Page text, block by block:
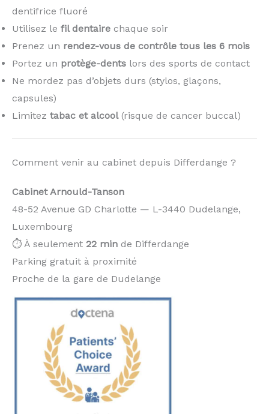
dentifrice fluoré
Utilisez le fil dentaire chaque soir
Prenez un rendez-vous de contrôle tous les 6 mois
Portez un protège-dents lors des sports de contact
Ne mordez pas d’objets durs (stylos, glaçons,
capsules)
Limitez tabac et alcool(risque de cancer buccal)
Comment venir au cabinet depuis Differdange ?
Cabinet Arnould-Tanson
48-52 Avenue GD Charlotte — L-3440 Dudelange,
Luxembourg
⏱️ À seulement 22 min de Differdange
Parking gratuit à proximité
Proche de la gare de Dudelange